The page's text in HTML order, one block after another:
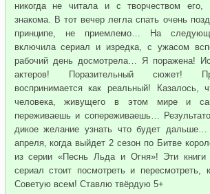
никогда не читала и с творчеством его,
знакома. В тот вечер легла спать очень
принципе, не приемлемо… На
включила сериал и изредка, с ужасом
рабочий день досмотрела… Я поражена!
актеров! Поразительный сюжет!
воспринимается как реальный! Казалось,
человека, живущего в этом мире и
переживаешь и сопереживаешь…
дикое желание узнать что будет
апреля, когда выйдет 2 сезон по Битве
из серии «Песнь Льда и Огня»! Эти книги
сериал стоит посмотреть и
Советую всем! Ставлю твёрдую 5+